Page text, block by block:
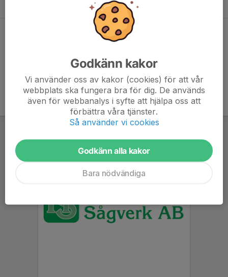
Godkänn kakor
Vi använder oss av kakor (cookies) för att vår
webbplats ska fungera bra för dig. De används
även för webbanalys i syfte att hjälpa oss att
förbättra våra tjänster.
Så använder vi cookies
Godkänn alla kakor
Bara nödvändiga